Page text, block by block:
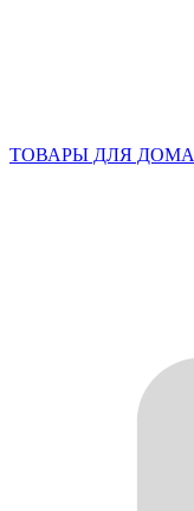
ТОВАРЫ ДЛЯ ДОМА